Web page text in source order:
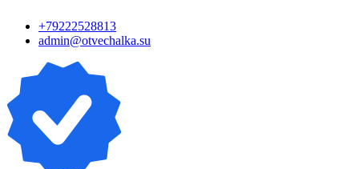
контенту
+79222528813
admin@otvechalka.su